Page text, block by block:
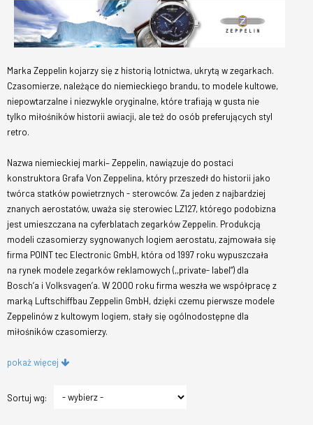
Marka Zeppelin kojarzy się z historią lotnictwa, ukrytą w zegarkach.
Czasomierze, należące do niemieckiego brandu, to modele kultowe,
niepowtarzalne i niezwykle oryginalne, które trafiają w gusta nie
tylko miłośników historii awiacji, ale też do osób preferujących styl
retro.
Nazwa niemieckiej marki– Zeppelin, nawiązuje do postaci
konstruktora Grafa Von Zeppelina, który przeszedł do historii jako
twórca statków powietrznych - sterowców. Za jeden z najbardziej
znanych aerostatów, uważa się sterowiec LZ127, którego podobizna
jest umieszczana na cyferblatach zegarków Zeppelin. Produkcją
modeli czasomierzy sygnowanych logiem aerostatu, zajmowała się
firma POINT tec Electronic GmbH, która od 1997 roku wypuszczała
na rynek modele zegarków reklamowych (,,private- label”) dla
Bosch’a i Volksvagen’a. W 2000 roku firma weszła we współpracę z
marką Luftschiffbau Zeppelin GmbH, dzięki czemu pierwsze modele
Zeppelinów z kultowym logiem, stały się ogólnodostępne dla
miłośników czasomierzy.
pokaż więcej
Sortuj wg: